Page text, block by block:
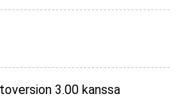
3.00 kanssa